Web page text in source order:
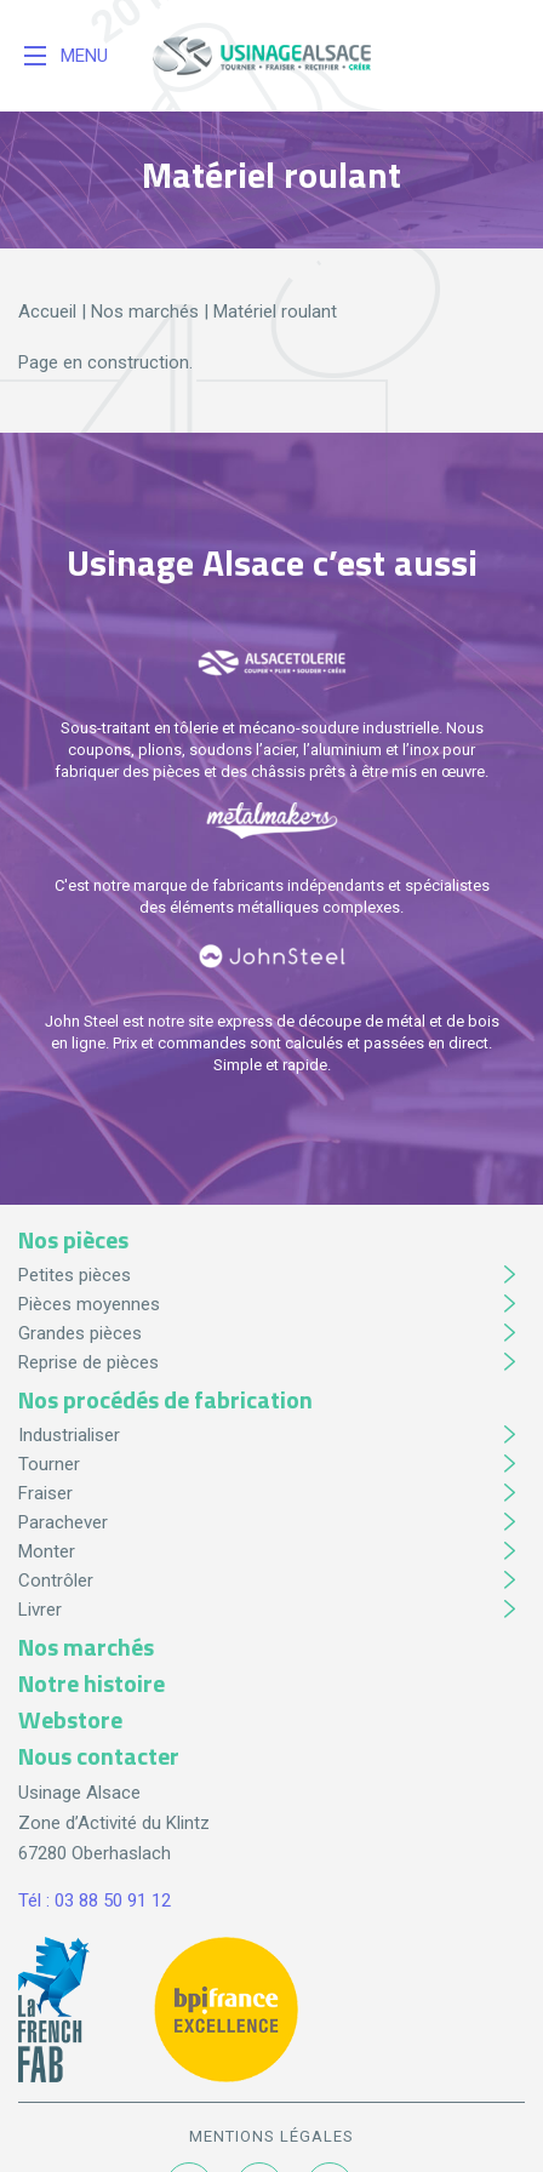
MENU
Matériel roulant
Accueil | Nos marchés | Matériel roulant
Page en construction.
Usinage Alsace c’est aussi
Sous-traitant en tôlerie et mécano-soudure industrielle. Nous
coupons, plions, soudons l’acier, l’aluminium et l’inox pour
fabriquer des pièces et des châssis prêts à être mis en œuvre.
C'est notre marque de fabricants indépendants et spécialistes
des éléments métalliques complexes.
John Steel est notre site express de découpe de métal et de bois
en ligne. Prix et commandes sont calculés et passées en direct.
Simple et rapide.
Nos pièces
Petites pièces
Pièces moyennes
Grandes pièces
Reprise de pièces
Nos procédés de fabrication
Industrialiser
Tourner
Fraiser
Parachever
Monter
Contrôler
Livrer
Nos marchés
Notre histoire
Webstore
Nous contacter
Usinage Alsace
Zone d’Activité du Klintz
67280 Oberhaslach
Tél : 03 88 50 91 12
MENTIONS LÉGALES